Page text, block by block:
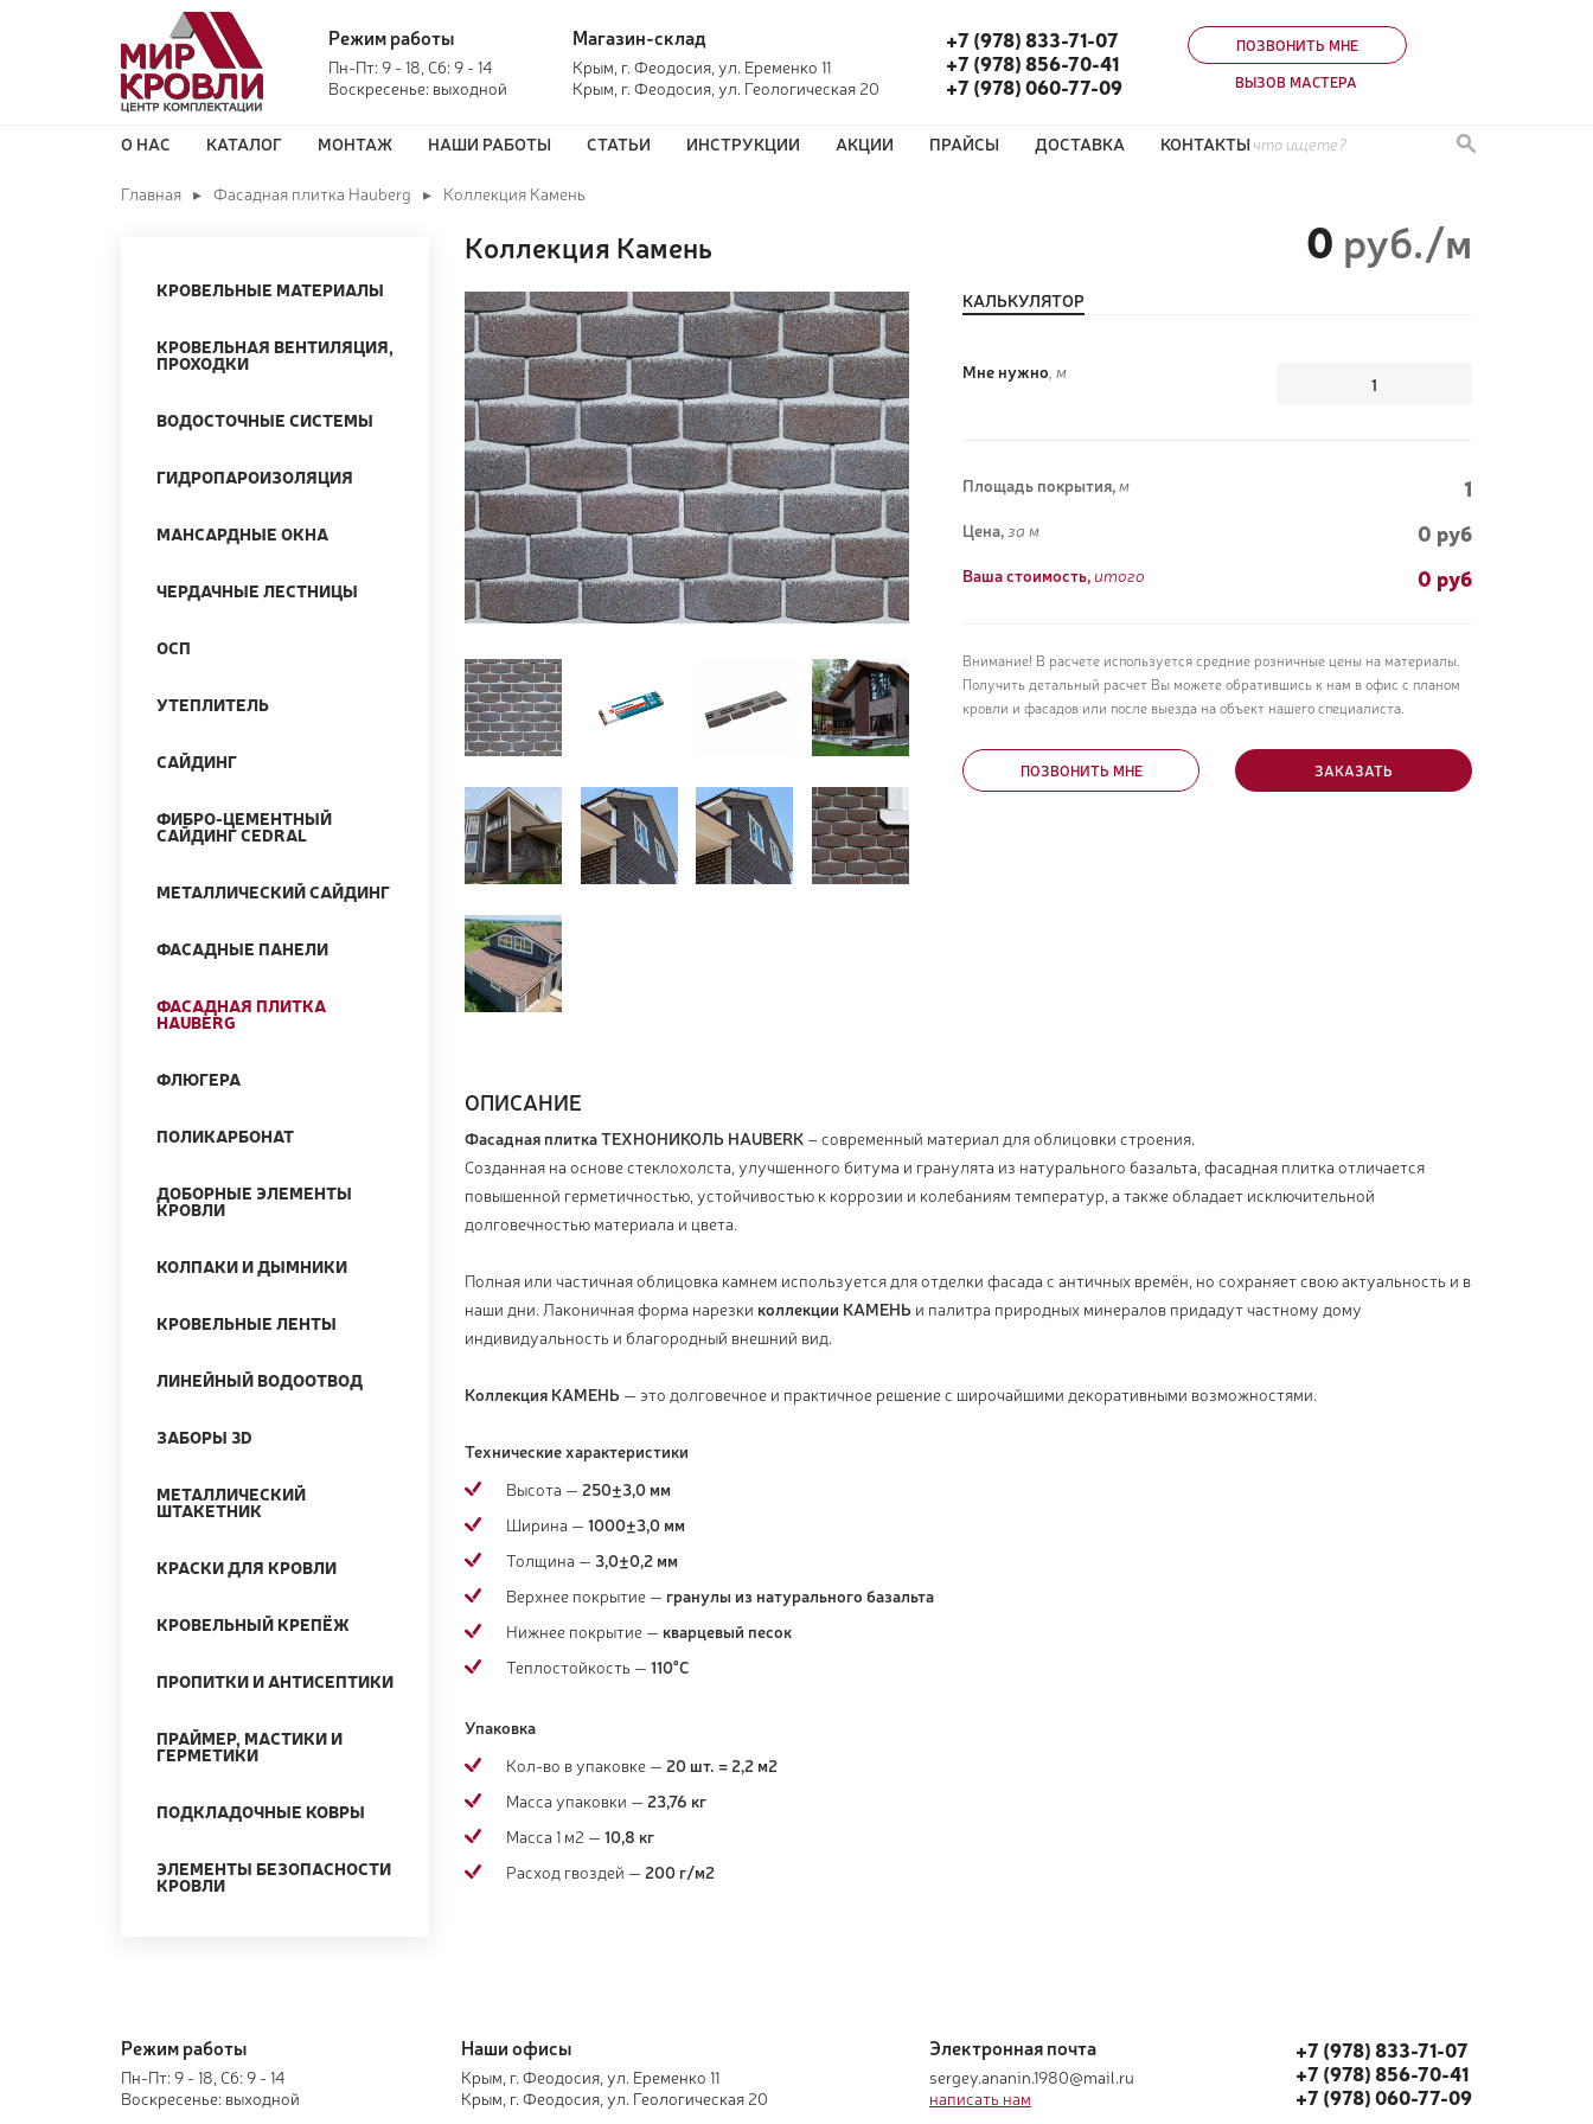
Режим работы
Пн-Пт: 9 - 18, Сб: 9 - 14
Воскресенье: выходной
Магазин-склад
Крым, г. Феодосия, ул. Еременко 11
Крым, г. Феодосия, ул. Геологическая 20
+7 (978) 833-71-07
+7 (978) 856-70-41
+7 (978) 060-77-09
ПОЗВОНИТЬ МНЕ
ВЫЗОВ МАСТЕРА
О НАС КАТАЛОГ МОНТАЖ НАШИ РАБОТЫ СТАТЬИ ИНСТРУКЦИИ АКЦИИ ПРАЙСЫ ДОСТАВКА КОНТАКТЫ
Главная Фасадная плитка Hauberg Коллекция Камень
КРОВЕЛЬНЫЕ МАТЕРИАЛЫ
КРОВЕЛЬНАЯ ВЕНТИЛЯЦИЯ,
ПРОХОДКИ
ВОДОСТОЧНЫЕ СИСТЕМЫ
ГИДРОПАРОИЗОЛЯЦИЯ
МАНСАРДНЫЕ ОКНА
ЧЕРДАЧНЫЕ ЛЕСТНИЦЫ
ОСП
УТЕПЛИТЕЛЬ
САЙДИНГ
ФИБРО-ЦЕМЕНТНЫЙ
САЙДИНГ CEDRAL
МЕТАЛЛИЧЕСКИЙ САЙДИНГ
ФАСАДНЫЕ ПАНЕЛИ
ФАСАДНАЯ ПЛИТКА
HAUBERG
ФЛЮГЕРА
ПОЛИКАРБОНАТ
ДОБОРНЫЕ ЭЛЕМЕНТЫ
КРОВЛИ
КОЛПАКИ И ДЫМНИКИ
КРОВЕЛЬНЫЕ ЛЕНТЫ
ЛИНЕЙНЫЙ ВОДООТВОД
ЗАБОРЫ 3D
МЕТАЛЛИЧЕСКИЙ
ШТАКЕТНИК
КРАСКИ ДЛЯ КРОВЛИ
КРОВЕЛЬНЫЙ КРЕПЁЖ
ПРОПИТКИ И АНТИСЕПТИКИ
ПРАЙМЕР, МАСТИКИ И
ГЕРМЕТИКИ
ПОДКЛАДОЧНЫЕ КОВРЫ
ЭЛЕМЕНТЫ БЕЗОПАСНОСТИ
КРОВЛИ
Коллекция Камень 0 руб./м
КАЛЬКУЛЯТОР
Мне нужно , м
Площадь покрытия,м 1
Цена, за м 0 руб
Ваша стоимость,итого 0 руб
Внимание! В расчете используется средние розничные цены на материалы.
Получить детальный расчет Вы можете обратившись к нам в офис с планом
кровли и фасадов или после выезда на объект нашего специалиста.
ПОЗВОНИТЬ МНЕ ЗАКАЗАТЬ
ОПИСАНИЕ
Фасадная плитка ТЕХНОНИКОЛЬ HAUBERK – современный материал для облицовки строения.
Созданная на основе стеклохолста, улучшенного битума и гранулята из натурального базальта, фасадная плитка отличается
повышенной герметичностью, устойчивостью к коррозии и колебаниям температур, а также обладает исключительной
долговечностью материала и цвета.
Полная или частичная облицовка камнем используется для отделки фасада с античных времён, но сохраняет свою актуальность и в
наши дни. Лаконичная форма нарезки коллекции КАМЕНЬ и палитра природных минералов придадут частному дому
индивидуальность и благородный внешний вид.
Коллекция КАМЕНЬ — это долговечное и практичное решение с широчайшими декоративными возможностями.
Технические характеристики
Высота — 250±3,0 мм
Ширина — 1000±3,0 мм
Толщина — 3,0±0,2 мм
Верхнее покрытие — гранулы из натурального базальта
Нижнее покрытие — кварцевый песок
Теплостойкость — 110°C
Упаковка
Кол-во в упаковке — 20 шт. = 2,2 м2
Масса упаковки — 23,76 кг
Масса 1 м2 — 10,8 кг
Расход гвоздей — 200 г/м2
Режим работы
Пн-Пт: 9 - 18, Сб: 9 - 14
Воскресенье: выходной
Наши офисы
Крым, г. Феодосия, ул. Еременко 11
Крым, г. Феодосия, ул. Геологическая 20
Электронная почта
sergey.ananin.1980@mail.ru
написать нам
+7 (978) 833-71-07
+7 (978) 856-70-41
+7 (978) 060-77-09